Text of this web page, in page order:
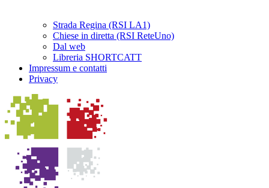
Strada Regina (RSI LA1)
Chiese in diretta (RSI ReteUno)
Dal web
Libreria SHORTCATT
Impressum e contatti
Privacy